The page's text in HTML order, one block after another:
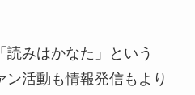
読みはかなた」という
活動も情報発信もより